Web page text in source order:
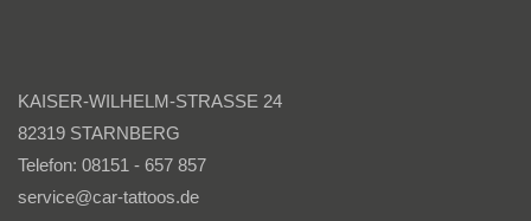
KAISER-WILHELM-STRASSE 24
82319 STARNBERG
Telefon: 08151 - 657 857
service@car-tattoos.de